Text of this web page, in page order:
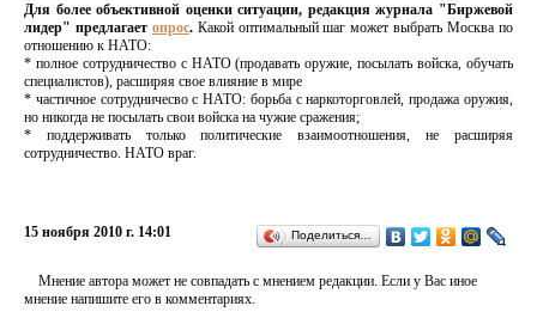
Для более объективной оценки ситуации, редакция журнала "Биржевой
лидер" предлагает опрос.Какой оптимальный шаг может выбрать Москва по
отношению к НАТО:
* полное сотрудничество с НАТО (продавать оружие, посылать войска, обучать
специалистов), расширяя свое влияние в мире
* частичное сотрудничесво с НАТО: борьба с наркоторговлей, продажа оружия,
но никогда не посылать свои войска на чужие сражения;
* поддерживать только политические взаимоотношения, не расширяя
сотрудничество. НАТО враг.
15 ноября 2010 г. 14:01 Поделиться…
Мнение автора может не совпадать с мнением редакции. Если у Вас иное
мнение напишите его в комментариях.